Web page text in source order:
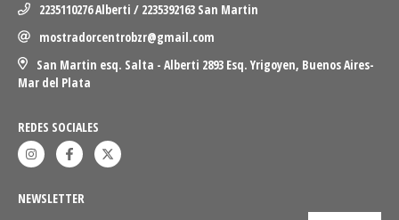
2235110276 Alberti / 2235392163 San Martin
mostradorcentrobzr@gmail.com
San Martin esq. Salta - Alberti 2893 Esq. Yrigoyen, Buenos Aires-
Mar del Plata
REDES SOCIALES
NEWSLETTER